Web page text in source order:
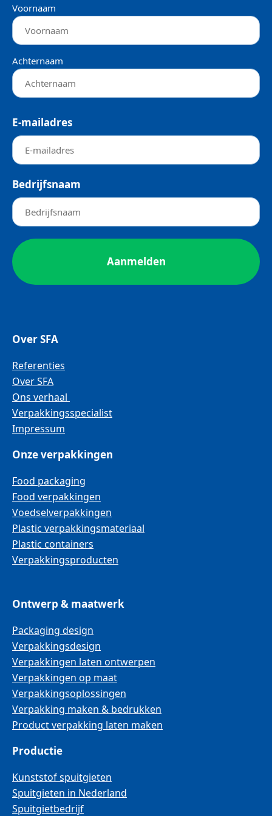
Voornaam
Achternaam
E-mailadres
Bedrijfsnaam
Over SFA
Referenties
Over SFA
Ons verhaal
Verpakkingsspecialist
Impressum
Onze verpakkingen
Food packaging
Food verpakkingen
Voedselverpakkingen
Plastic verpakkingsmateriaal
Plastic containers
Verpakkingsproducten
Ontwerp & maatwerk
Packaging design
Verpakkingsdesign
Verpakkingen laten ontwerpen
Verpakkingen op maat
Verpakkingsoplossingen
Verpakking maken & bedrukken
Product verpakking laten maken
Productie
Kunststof spuitgieten
Spuitgieten in Nederland
Spuitgietbedrijf